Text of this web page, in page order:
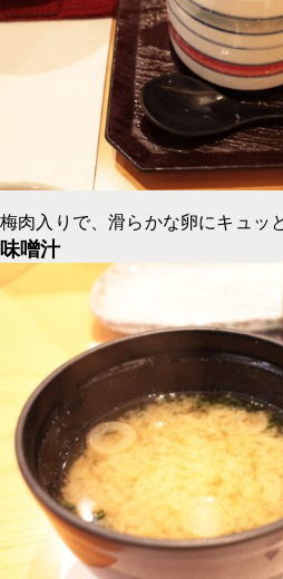
梅肉入りで、滑らかな卵にキュッ
味噌汁